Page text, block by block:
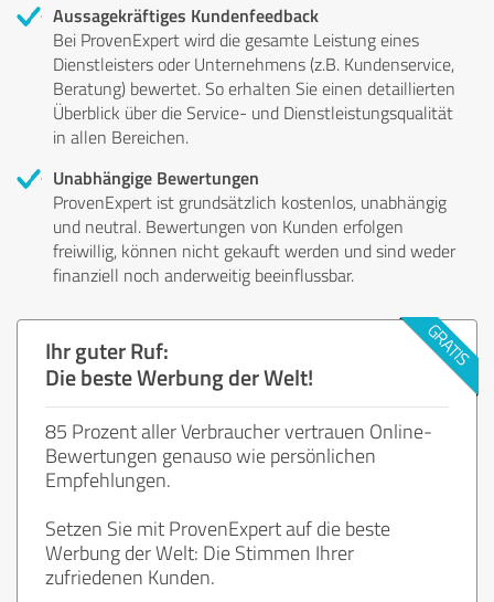
Aussagekräftiges Kundenfeedback
Bei ProvenExpert wird die gesamte Leistung eines
Dienstleisters oder Unternehmens (z.B. Kundenservice,
Beratung) bewertet. So erhalten Sie einen detaillierten
Überblick über die Service- und Dienstleistungsqualität
in allen Bereichen.
Unabhängige Bewertungen
ProvenExpert ist grundsätzlich kostenlos, unabhängig
und neutral. Bewertungen von Kunden erfolgen
freiwillig, können nicht gekauft werden und sind weder
finanziell noch anderweitig beeinflussbar.
Ihr guter Ruf:
Die beste Werbung der Welt!
85 Prozent aller Verbraucher vertrauen Online-
Bewertungen genauso wie persönlichen
Empfehlungen.
Setzen Sie mit ProvenExpert auf die beste
Werbung der Welt: Die Stimmen Ihrer
zufriedenen Kunden.